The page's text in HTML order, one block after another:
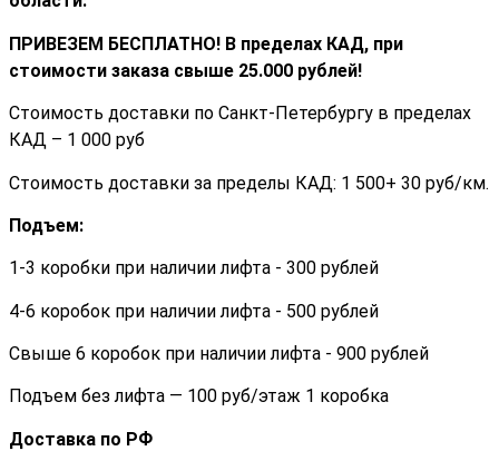
ПРИВЕЗЕМ БЕСПЛАТНО! В пределах КАД, при
стоимости заказа cвыше 25.000 рублей!
Стоимость доставки по Санкт-Петербургу в пределах
КАД – 1 000 руб
Стоимость доставки за пределы КАД: 1 500+ 30 руб/км.
Подъем:
1-3 коробки при наличии лифта - 300 рублей
4-6 коробок при наличии лифта - 500 рублей
Свыше 6 коробок при наличии лифта - 900 рублей
Подъем без лифта — 100 руб/этаж 1 коробка
Доставка по РФ